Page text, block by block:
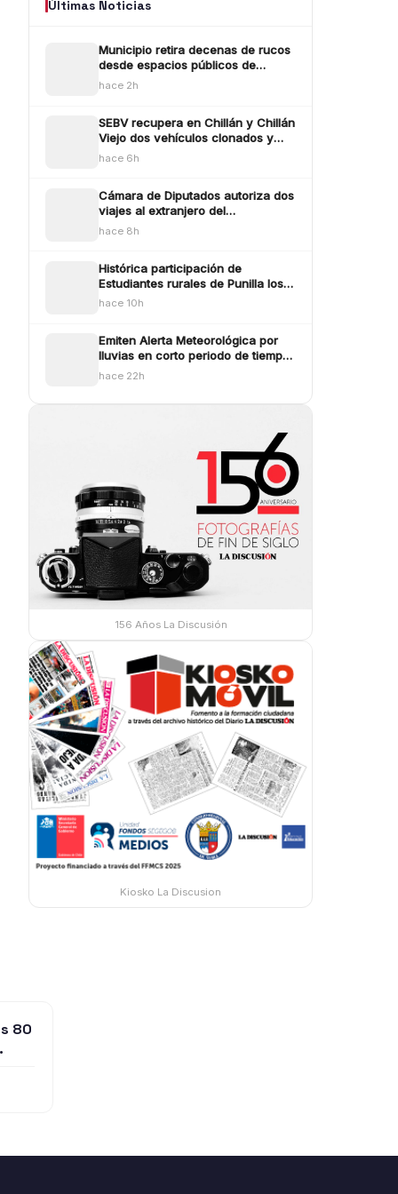
Últimas Noticias
Municipio retira decenas de rucos
desde espacios públicos de
Chillán durante las últimas dos
hace 2h
SEBV recupera en Chillán y Chillán
Viejo dos vehículos clonados y
detiene a sus ocupantes
hace 6h
Cámara de Diputados autoriza dos
viajes al extranjero del
expresidente Gabriel Boric durante
hace 8h
Histórica participación de
Estudiantes rurales de Punilla los
llevará al mundial de robótica en
hace 10h
Emiten Alerta Meteorológica por
lluvias en corto periodo de tiempo
para Ñuble durante la tarde de
hace 22h
156 Años La Discusión
Kiosko La Discusion
80